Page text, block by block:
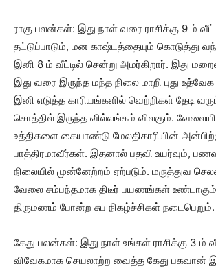
ராகு பலன்கள்: இது நாள் வரை ராசிக்கு 9 ம்
தட்டுப்பாடும், மன காஷ்டத்தையும் கொடுத்து
இனி 8 ம் வீட்டில் சென்று அமர்கிறார். இது
இது வரை இருந்த மந்த நிலை மாறி புது உத்வேக
இனி எடுத்த காரியங்களில் வெற்றிகள் தேடி
சொத்தில் இருந்த வில்லங்கம் விலகும். வேலையில்
உத்திகளை கையாண்டு மேலதிகாரியின்
பாத்திரமாவீர்கள். இதனால் பதவி உயர்வும்,
நிலையில் முன்னேற்றம் ஏற்படும். மருத்துவ
வேலை சம்பந்தமாக திடீர் பயணங்கள்
திருமணம் போன்ற சுப நிகழ்ச்சிகள் நடைபெறும்.
கேது பலன்கள்: இது நாள் உங்கள் ராசிக்கு 3 ம்
விவேகமாக செயலாற்ற வைத்த கேது பகவான்